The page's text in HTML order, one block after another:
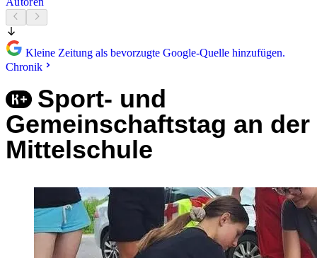
Kleine Zeitung als bevorzugte Google-Quelle hinzufügen.
Chronik
Sport- und
Gemeinschaftstag an der
Mittelschule